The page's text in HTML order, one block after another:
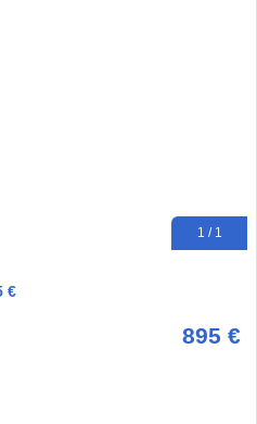
1 / 1
€
895 €